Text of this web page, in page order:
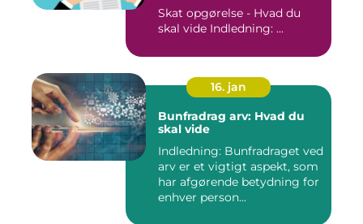
Skat opgørelse - Hvad du
skal vide Indledning: ...
16. jan
Bunfradrag arv: Hvad du
skal vide
Indledning: Bunfradraget ved
arv er et vigtigt aspekt, som
har afgørende betydning for
enhver person...